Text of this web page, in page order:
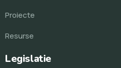
Proiecte
Resurse
Legislatie